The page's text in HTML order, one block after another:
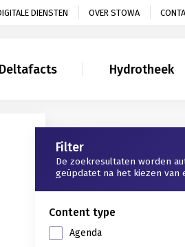
DIENSTEN OVER STOWA
Hydrotheek
Gerelateerd
Filter
De zoekresultaten worden
geüpdatet na het kiezen van
Content type
Agenda